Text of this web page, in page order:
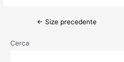
← Size precedente
Cerca